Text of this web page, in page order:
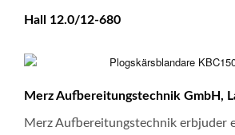
Hall 12.0/12-680
Merz Aufbereitungstechnik GmbH,
Merz Aufbereitungstechnik erbjuder